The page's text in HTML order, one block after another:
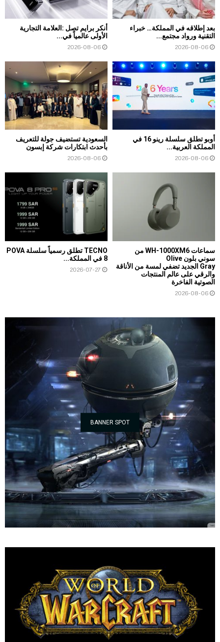
بعد إطلاقه في المملكة… خبراء
التقنية ورواد مجتمع...
2026-08-06
أنكر برايم تصل :العلامة التجارية
الأولى عالمياً في...
2026-08-06
أوبو تطلق سلسلة رينو 16 في
المملكة العربية...
2026-08-06
السعودية تستضيف جولة للتعريف
بأحدث ابتكارات شركة إبسون
2026-08-06
سماعات WH-1000XM6 من
سوني بلون Olive
Gray الجديد تضفي لمسة من الأناقة
والرقي على عالم المنتجات
الصوتية الفاخرة
2026-08-06
TECNO تطلق رسمياً سلسلة POVA
8 في المملكة...
2026-07-27
BANNER SPOT